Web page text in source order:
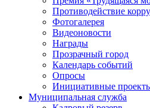
Противодействие
Фотогалерея
Видеоновости
Награды
Прозрачный город
Календарь событий
Опросы
Инициативные
Муниципальная служба